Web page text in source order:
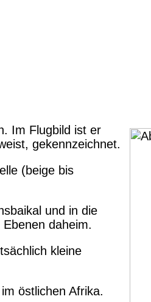
Im Flugbild ist er
gekennzeichnet.
(beige bis
und in die
daheim.
kleine
östlichen Afrika.